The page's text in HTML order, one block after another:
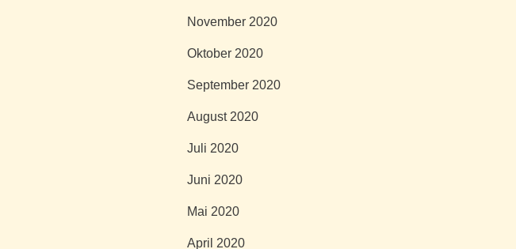
November 2020
Oktober 2020
September 2020
August 2020
Juli 2020
Juni 2020
Mai 2020
April 2020